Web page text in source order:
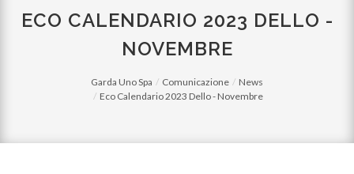
ECO CALENDARIO 2023 DELLO -
NOVEMBRE
Garda Uno Spa Comunicazione
News
Eco Calendario 2023 Dello - Novembre